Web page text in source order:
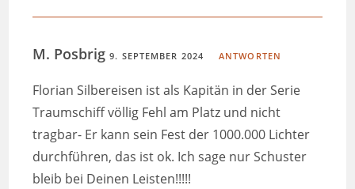
M. Posbrig9. SEPTEMBER 2024 ANTWORTEN
Florian Silbereisen ist als Kapitän in der Serie
Traumschiff völlig Fehl am Platz und nicht
tragbar- Er kann sein Fest der 1000.000 Lichter
durchführen, das ist ok. Ich sage nur Schuster
bleib bei Deinen Leisten!!!!!